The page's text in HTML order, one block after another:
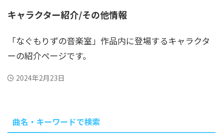
キャラクター紹介/その他情報
「なぐもりずの音楽室」作品内に登場するキャラクタ
ーの紹介ページです。
2024年2月23日
曲名・キーワードで検索